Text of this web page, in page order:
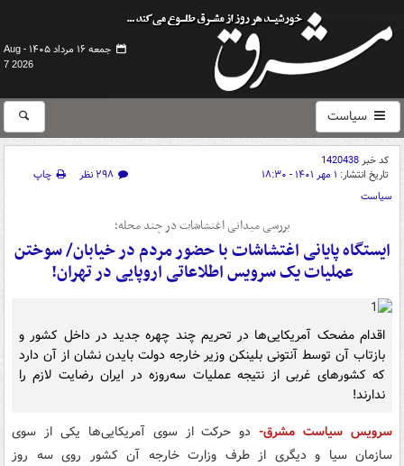
جمعه ۱۶ مرداد ۱۴۰۵ -
Aug
7 2026
سیاست
کد خبر1420438
تاریخ انتشار: ۱ مهر ۱۴۰۱ - ۱۸:۳۰ ۲۹۸ نظر
چاپ
سیاست
بررسی میدانی اغتشاشات در چند محله؛
ایستگاه پایانی اغتشاشات با حضور مردم در خیابان/ سوختن
عملیات یک سرویس اطلاعاتی اروپایی در تهران!
اقدام مضحک آمریکایی‌ها در تحریم چند چهره جدید در داخل کشور و
بازتاب آن توسط آنتونی بلینکن وزیر خارجه دولت بایدن نشان از آن دارد
که کشورهای غربی از نتیجه عملیات سه‌روزه در ایران رضایت لازم را
ندارند!
سرویس سیاست مشرق- دو حرکت از سوی آمریکایی‌ها یکی از سوی
سازمان سیا و دیگری از طرف وزارت خارجه آن کشور روی سه روز